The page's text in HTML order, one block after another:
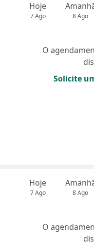
Hoje
7 Ago 8 Ago
O
Solicite
Hoje
7 Ago 8 Ago
O